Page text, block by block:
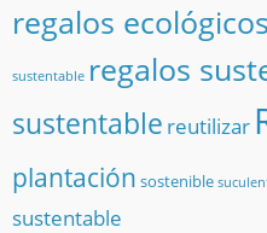
regalos ecológicos
sustentable regalos
sustentable reutilizar
plantación sostenible
sustentable